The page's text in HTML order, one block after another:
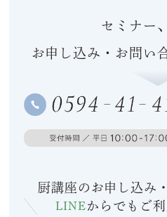
セミナー
お申し込み・お問い
厨講座のお申し込み
LINEからでも ご